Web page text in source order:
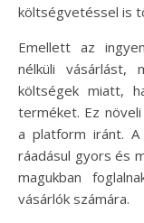
költségvetéssel is
Emellett az
nélküli
költségek miatt,
terméket. Ez
a platform iránt. A
ráadásul gyors és
magukban
vásárlók számára.